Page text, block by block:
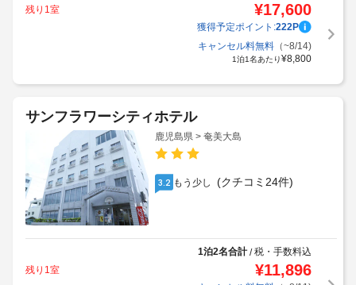
残り1室
¥17,600
獲得予定ポイント:222P
キャンセル料無料（~8/14)
1泊1名あたり¥8,800
サンフラワーシティホテル
鹿児島県 > 奄美大島
3.2 もう少し (クチコミ24件)
1泊2名合計/税・手数料込
残り1室
¥11,896